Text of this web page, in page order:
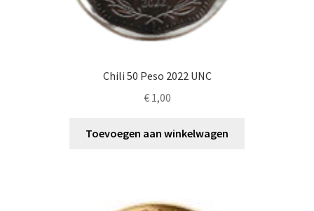
Chili 50 Peso 2022 UNC
€1,00
Toevoegen aan winkelwagen